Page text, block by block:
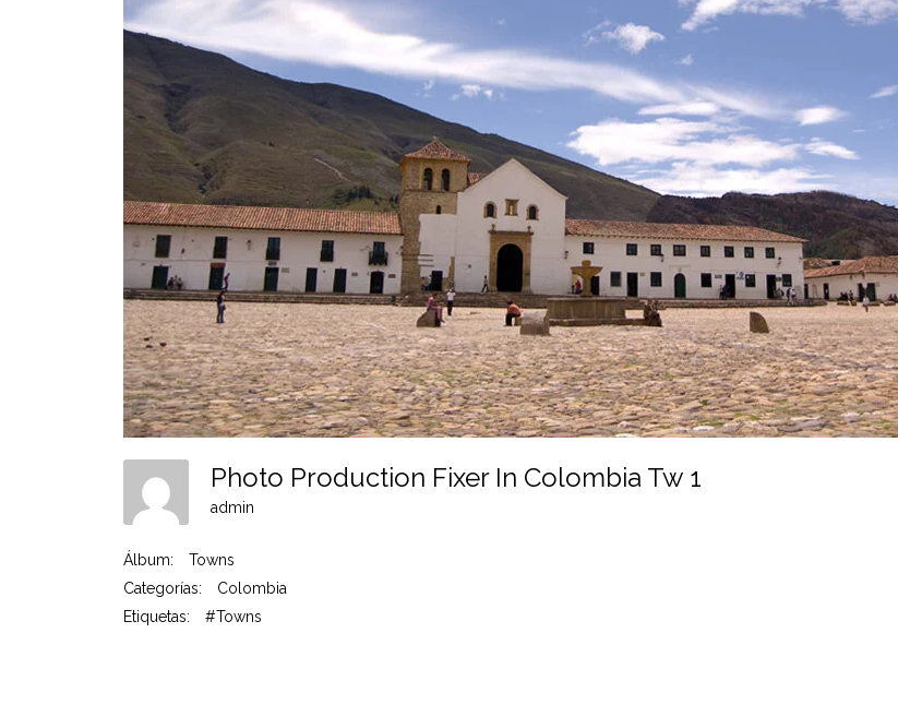
Photo Production Fixer In Colombia Tw 1
admin
Álbum:
Towns
Categorías:
Colombia
Etiquetas:
#Towns